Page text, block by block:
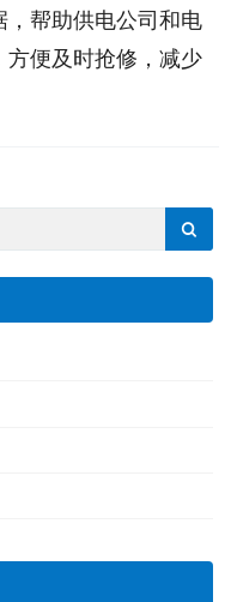
帮助供电公司和电
便及时抢修，减少